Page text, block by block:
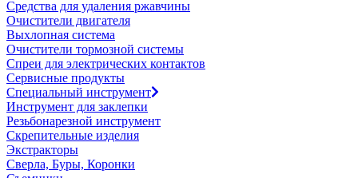
Средства для удаления ржавчины
Очистители двигателя
Выхлопная система
Очистители тормозной системы
Спреи для электрических контактов
Сервисные продукты
Специальный инструмент
Инструмент для заклепки
Резьбонарезной инструмент
Скрепительные изделия
Экстракторы
Сверла, Буры, Коронки